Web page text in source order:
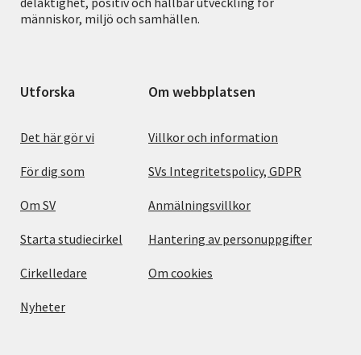
människor, miljö och samhällen.
Utforska
Det här gör vi
För dig som
Om SV
Starta studiecirkel
Cirkelledare
Nyheter
Om webbplatsen
Villkor och information
SVs Integritetspolicy, GDPR
Anmälningsvillkor
Hantering av personuppgifter
Om cookies